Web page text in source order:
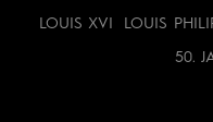
LOUIS XVI LOUIS
50.